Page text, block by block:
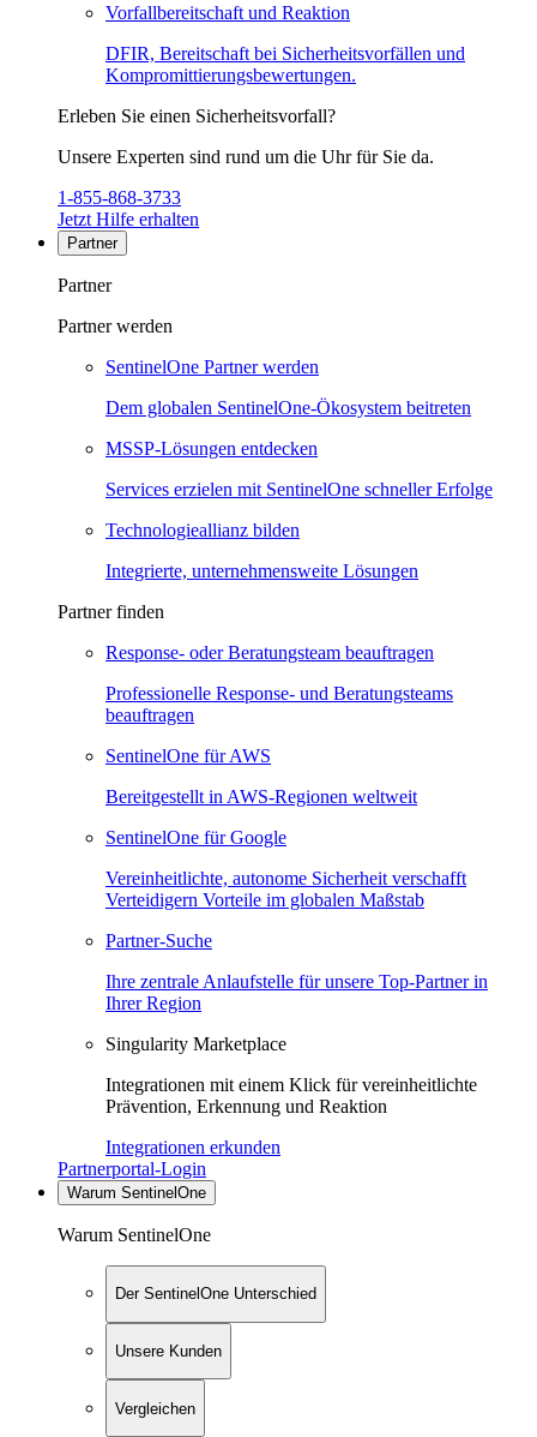
Vorfallbereitschaft und Reaktion
DFIR, Bereitschaft bei Sicherheitsvorfällen und
Kompromittierungsbewertungen.
Erleben Sie einen Sicherheitsvorfall?
Unsere Experten sind rund um die Uhr für Sie da.
1-855-868-3733
Jetzt Hilfe erhalten
Partner
Partner
Partner werden
SentinelOne Partner werden
Dem globalen SentinelOne-Ökosystem beitreten
MSSP-Lösungen entdecken
Services erzielen mit SentinelOne schneller Erfolge
Technologieallianz bilden
Integrierte, unternehmensweite Lösungen
Partner finden
Response- oder Beratungsteam beauftragen
Professionelle Response- und Beratungsteams
beauftragen
SentinelOne für AWS
Bereitgestellt in AWS-Regionen weltweit
SentinelOne für Google
Vereinheitlichte, autonome Sicherheit verschafft
Verteidigern Vorteile im globalen Maßstab
Partner-Suche
Ihre zentrale Anlaufstelle für unsere Top-Partner in
Ihrer Region
Singularity Marketplace
Integrationen mit einem Klick für vereinheitlichte
Prävention, Erkennung und Reaktion
Integrationen erkunden
Partnerportal-Login
Warum SentinelOne
Warum SentinelOne
Der SentinelOne Unterschied
Unsere Kunden
Vergleichen